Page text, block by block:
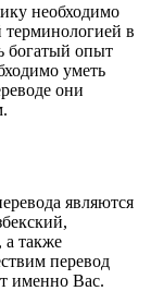
необходимо
терминологией в
богатый опыт
уметь
они
являются
а также
перевод
именно Вас.